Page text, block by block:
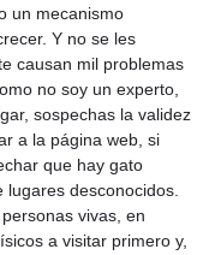
un mecanismo
Y no se les
causan mil problemas
no soy un experto,
sospechas la validez
a la página web, si
que hay gato
desconocidos.
vivas, en
a visitar primero y,